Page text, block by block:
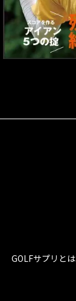
GOLFサプリとは